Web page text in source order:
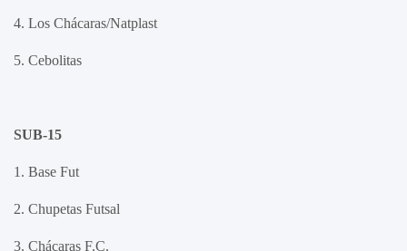
4. Los Chácaras/Natplast
5. Cebolitas
SUB-15
1. Base Fut
2. Chupetas Futsal
3. Chácaras F.C.